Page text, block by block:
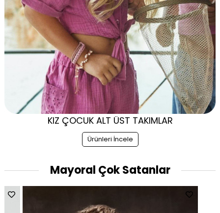
KIZ ÇOCUK ALT ÜST TAKIMLAR
Ürünleri İncele
Mayoral Çok Satanlar